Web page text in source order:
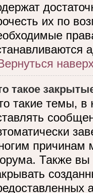
их по
такое
такие темы, в
причинам
Также вы